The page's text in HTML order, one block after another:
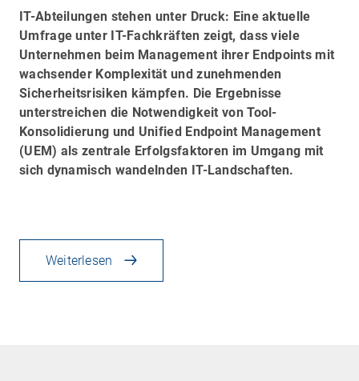
IT-Abteilungen stehen unter Druck: Eine aktuelle
Umfrage unter IT-Fachkräften zeigt, dass viele
Unternehmen beim Management ihrer Endpoints mit
wachsender Komplexität und zunehmenden
Sicherheitsrisiken kämpfen. Die Ergebnisse
unterstreichen die Notwendigkeit von Tool-
Konsolidierung und Unified Endpoint Management
(UEM) als zentrale Erfolgsfaktoren im Umgang mit
sich dynamisch wandelnden IT-Landschaften.
Weiterlesen